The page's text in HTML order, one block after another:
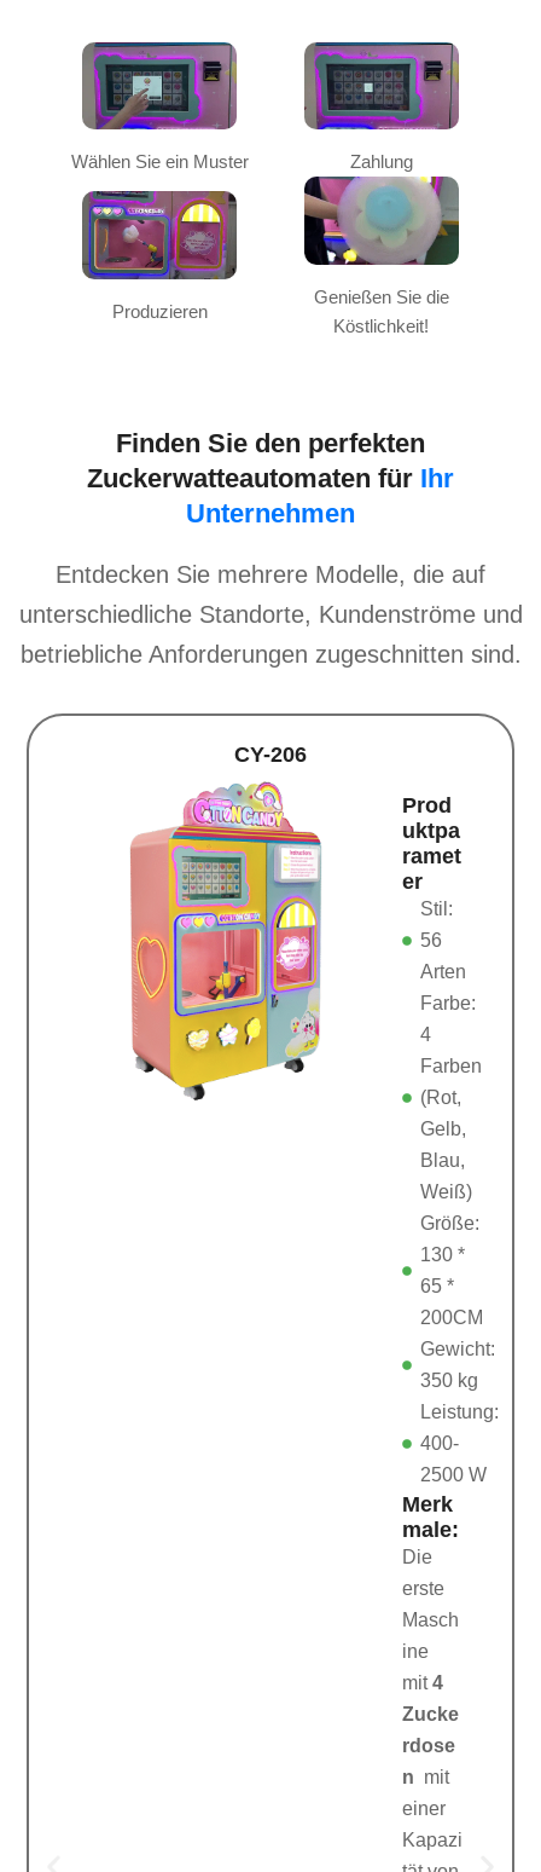
Wählen Sie ein Muster Zahlung
Produzieren
Genießen Sie die
Köstlichkeit!
Finden Sie den perfekten
Zuckerwatteautomaten für Ihr
Unternehmen
Entdecken Sie mehrere Modelle, die auf
unterschiedliche Standorte, Kundenströme und
betriebliche Anforderungen zugeschnitten sind.
CY-206
Prod
uktpa
ramet
er
Stil:
56
Arten
Farbe:
4
Farben
(Rot,
Gelb,
Blau,
Weiß)
Größe:
130 *
65 *
200CM
Gewicht:
350 kg
Leistung:
400-
2500 W
Merk
male:
Die
erste
Masch
ine
mit4
Zucke
rdose
n mit
einer
Kapazi